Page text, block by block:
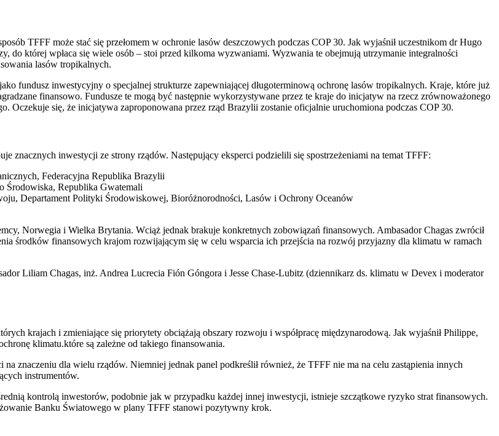
TFFF może stać się przełomem w ochronie lasów deszczowych podczas COP 30. Jak wyjaśnił uczestnikom dr Hugo
do której wpłaca się wiele osób – stoi przed kilkoma wyzwaniami. Wyzwania te obejmują utrzymanie integralności
lasów tropikalnych.
fundusz inwestycyjny o specjalnej strukturze zapewniającej długoterminową ochronę lasów tropikalnych. Kraje, które już
finansowo. Fundusze te mogą być następnie wykorzystywane przez te kraje do inicjatyw na rzecz zrównoważonego
Oczekuje się, że inicjatywa zaproponowana przez rząd Brazylii zostanie oficjalnie uruchomiona podczas COP 30.
znacznych inwestycji ze strony rządów. Następujący eksperci podzielili się spostrzeżeniami na temat TFFF:
Federacyjna Republika Brazylii
Środowiska, Republika Gwatemali
Departament Polityki Środowiskowej, Bioróżnorodności, Lasów i Ochrony Oceanów
Norwegia i Wielka Brytania. Wciąż jednak brakuje konkretnych zobowiązań finansowych. Ambasador Chagas zwrócił
środków finansowych krajom rozwijającym się w celu wsparcia ich przejścia na rozwój przyjazny dla klimatu w ramach
Liliam Chagas, inż. Andrea Lucrecia Fión Góngora i Jesse Chase-Lubitz (dziennikarz ds. klimatu w Devex i moderator
krajach i zmieniające się priorytety obciążają obszary rozwoju i współpracę międzynarodową. Jak wyjaśnił Philippe,
klimatu.które są zależne od takiego finansowania.
znaczeniu dla wielu rządów. Niemniej jednak panel podkreślił również, że TFFF nie ma na celu zastąpienia innych
instrumentów.
kontrolą inwestorów, podobnie jak w przypadku każdej innej inwestycji, istnieje szczątkowe ryzyko strat finansowych.
Banku Światowego w plany TFFF stanowi pozytywny krok.